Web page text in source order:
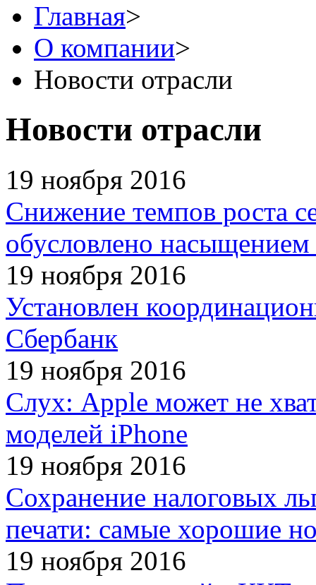
Главная>
О компании>
Новости отрасли
Новости отрасли
19 ноября 2016
Снижение темпов роста
обусловлено насыщением
19 ноября 2016
Установлен
Сбербанк
19 ноября 2016
Слух: Apple может не
моделей iPhone
19 ноября 2016
Сохранение налоговых
печати: самые хорошие
19 ноября 2016